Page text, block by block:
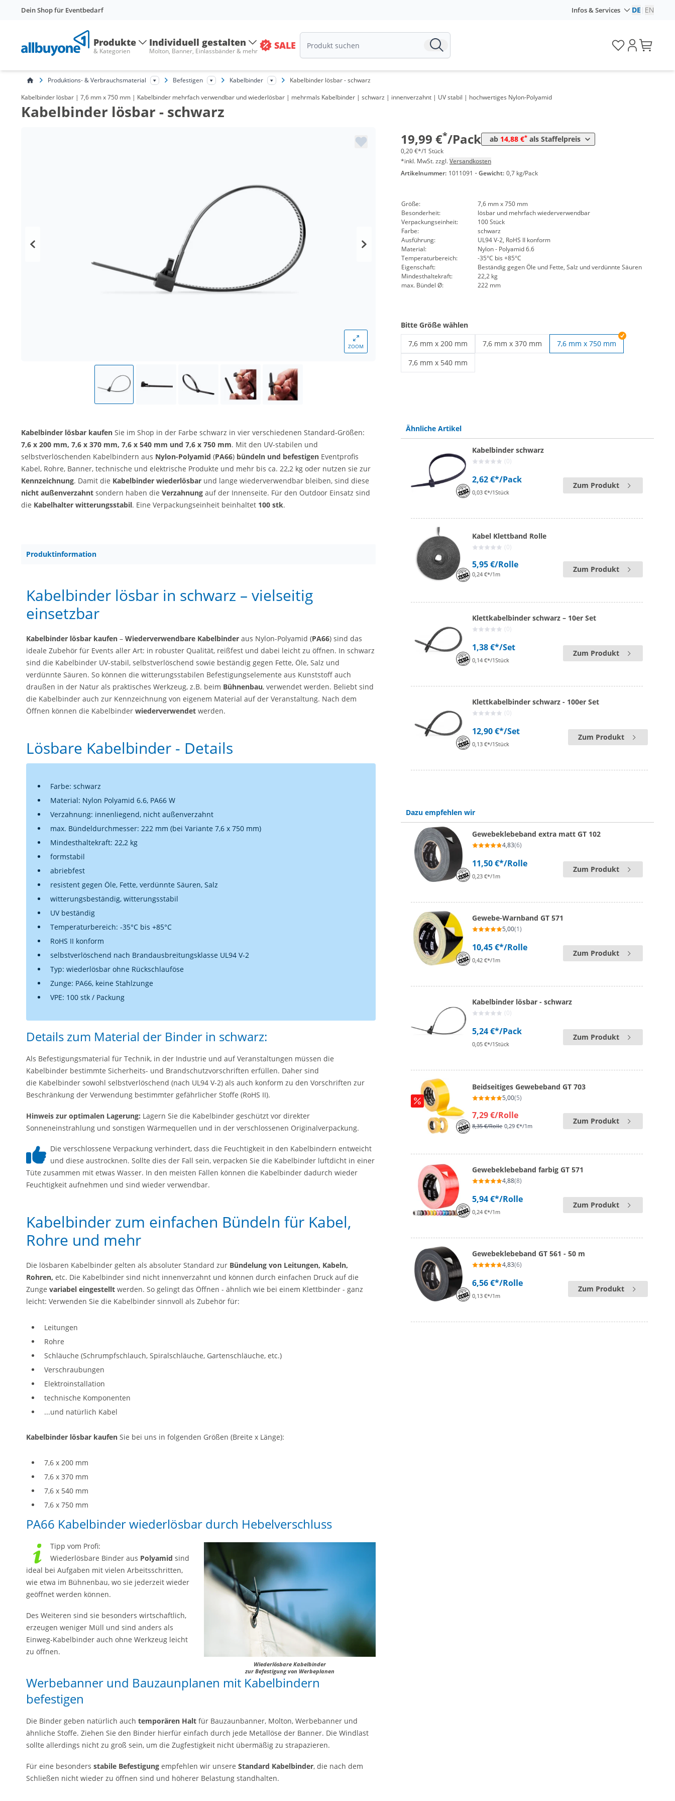
Dein Shop für Eventbedarf Infos & Services DE EN
Produkte
& Kategorien
Individuell gestalten
Molton, Banner, Einlassbänder & mehr SALE
Produktions- & Verbrauchsmaterial Befestigen Kabelbinder Kabelbinder lösbar - schwarz
Kabelbinder lösbar | 7,6 mm x 750 mm | Kabelbinder mehrfach verwendbar und wiederlösbar | mehrmals Kabelbinder | schwarz | innenverzahnt | UV stabil | hochwertiges Nylon-Polyamid
Kabelbinder lösbar - schwarz
ZOOM
19,99 €*/Pack ab 14,88 €* als Staffelpreis
Menge
ab 10 Pack 18,45 €* 0,18 €*/1Stück
ab 200 Pack 14,88 € 0,15 €*/1Stück
0,20 €*/1 Stück
*inkl. MwSt. zzgl.Versandkosten
Artikelnummer: 1011091 · Gewicht: 0,7 kg/Pack
Größe:
7,6 mm x 750 mm
Besonderheit:
lösbar und mehrfach wiederverwendbar
Verpackungseinheit:
100 Stück
Farbe:
schwarz
Ausführung:
UL94 V-2, RoHS II konform
Material:
Nylon - Polyamid 6.6
Temperaturbereich:
-35°C bis +85°C
Eigenschaft:
Beständig gegen Öle und Fette, Salz und verdünnte Säuren
Mindesthaltekraft:
22,2 kg
max. Bündel Ø:
222 mm
Bitte Größe wählen
7,6 mm x 200 mm
Kabelbinder lösbar | 7,6 mm x 200 mm
7,6 mm x 370 mm
7,6 mm x 750 mm
7,6 mm x 540 mm
Kabelbinder lösbar kaufen Sie im Shop in der Farbe schwarz in vier verschiedenen Standard-Größen:
7,6 x 200 mm, 7,6 x 370 mm, 7,6 x 540 mm und 7,6 x 750 mm. Mit den UV-stabilen und
selbstverlöschenden Kabelbindern aus Nylon-Polyamid (PA66) bündeln und befestigen Eventprofis
Kabel, Rohre, Banner, technische und elektrische Produkte und mehr bis ca. 22,2 kg oder nutzen sie zur
Kennzeichnung. Damit die Kabelbinder wiederlösbar und lange wiederverwendbar bleiben, sind diese
nicht außenverzahnt sondern haben die Verzahnung auf der Innenseite. Für den Outdoor Einsatz sind
die Kabelhalter witterungsstabil. Eine Verpackungseinheit beinhaltet 100 stk.
Produktinformation
Kabelbinder lösbar in schwarz – vielseitig
einsetzbar
Kabelbinder lösbar kaufen – Wiederverwendbare Kabelbinder aus Nylon-Polyamid (PA66) sind das
ideale Zubehör für Events aller Art: in robuster Qualität, reißfest und dabei leicht zu öffnen. In schwarz
sind die Kabelbinder UV-stabil, selbstverlöschend sowie beständig gegen Fette, Öle, Salz und
verdünnte Säuren. So können die witterungsstabilen Befestigungselemente aus Kunststoff auch
draußen in der Natur als praktisches Werkzeug, z.B. beim Bühnenbau, verwendet werden. Beliebt sind
die Kabelbinder auch zur Kennzeichnung von eigenem Material auf der Veranstaltung. Nach dem
Öffnen können die Kabelbinder wiederverwendet werden.
Lösbare Kabelbinder - Details
Farbe: schwarz
Material: Nylon Polyamid 6.6, PA66 W
Verzahnung: innenliegend, nicht außenverzahnt
max. Bündeldurchmesser: 222 mm (bei Variante 7,6 x 750 mm)
Mindesthaltekraft: 22,2 kg
formstabil
abriebfest
resistent gegen Öle, Fette, verdünnte Säuren, Salz
witterungsbeständig, witterungsstabil
UV beständig
Temperaturbereich: -35°C bis +85°C
RoHS II konform
selbstverlöschend nach Brandausbreitungsklasse UL94 V-2
Typ: wiederlösbar ohne Rückschlauföse
Zunge: PA66, keine Stahlzunge
VPE: 100 stk / Packung
Details zum Material der Binder in schwarz:
Als Befestigungsmaterial für Technik, in der Industrie und auf Veranstaltungen müssen die
Kabelbinder bestimmte Sicherheits- und Brandschutzvorschriften erfüllen. Daher sind
die Kabelbinder sowohl selbstverlöschend (nach UL94 V-2) als auch konform zu den Vorschriften zur
Beschränkung der Verwendung bestimmter gefährlicher Stoffe (RoHS II).
Hinweis zur optimalen Lagerung: Lagern Sie die Kabelbinder geschützt vor direkter
Sonneneinstrahlung und sonstigen Wärmequellen und in der verschlossenen Originalverpackung.
Die verschlossene Verpackung verhindert, dass die Feuchtigkeit in den Kabelbindern entweicht
und diese austrocknen. Sollte dies der Fall sein, verpacken Sie die Kabelbinder luftdicht in einer
Tüte zusammen mit etwas Wasser. In den meisten Fällen können die Kabelbinder dadurch wieder
Feuchtigkeit aufnehmen und sind wieder verwendbar.
Kabelbinder zum einfachen Bündeln für Kabel,
Rohre und mehr
Die lösbaren Kabelbinder gelten als absoluter Standard zur Bündelung von Leitungen, Kabeln,
Rohren, etc. Die Kabelbinder sind nicht innenverzahnt und können durch einfachen Druck auf die
Zunge variabel eingestellt werden. So gelingt das Öffnen - ähnlich wie bei einem Klettbinder - ganz
leicht: Verwenden Sie die Kabelbinder sinnvoll als Zubehör für:
Leitungen
Rohre
Schläuche (Schrumpfschlauch, Spiralschläuche, Gartenschläuche, etc.)
Verschraubungen
Elektroinstallation
technische Komponenten
...und natürlich Kabel
Kabelbinder lösbar kaufen Sie bei uns in folgenden Größen (Breite x Länge):
7,6 x 200 mm
7,6 x 370 mm
7,6 x 540 mm
7,6 x 750 mm
PA66 Kabelbinder wiederlösbar durch Hebelverschluss
Wiederlösbare Kabelbinder
zur Befestigung von Werbeplanen
Tipp vom Profi:
Wiederlösbare Binder aus Polyamid sind
ideal bei Aufgaben mit vielen Arbeitsschritten,
wie etwa im Bühnenbau, wo sie jederzeit wieder
geöffnet werden können.
Des Weiteren sind sie besonders wirtschaftlich,
erzeugen weniger Müll und sind anders als
Einweg-Kabelbinder auch ohne Werkzeug leicht
zu öffnen.
Werbebanner und Bauzaunplanen mit Kabelbindern
befestigen
Die Binder geben natürlich auch temporären Halt für Bauzaunbanner, Molton, Werbebanner und
ähnliche Stoffe. Ziehen Sie den Binder hierfür einfach durch jede Metallöse der Banner. Die Windlast
sollte allerdings nicht zu groß sein, um die Zugfestigkeit nicht übermäßig zu strapazieren.
Für eine besonders stabile Befestigung empfehlen wir unsere Standard Kabelbinder, die nach dem
Schließen nicht wieder zu öffnen sind und höherer Belastung standhalten.
Ähnliche Artikel
Kabelbinder schwarz
(0)
2,62 €*/Pack
0,03 €*/1Stück
Zum Produkt
Kabel Klettband Rolle
(0)
5,95 €/Rolle
0,24 €*/1m
Zum Produkt
Klettkabelbinder schwarz – 10er Set
(0)
1,38 €*/Set
0,14 €*/1Stück
Zum Produkt
Klettkabelbinder schwarz - 100er Set
(0)
12,90 €*/Set
0,13 €*/1Stück
Zum Produkt
Dazu empfehlen wir
Gewebeklebeband extra matt GT 102
4,83(6)
11,50 €*/Rolle
0,23 €*/1m
Zum Produkt
Gewebe-Warnband GT 571
5,00(1)
10,45 €*/Rolle
0,42 €*/1m
Zum Produkt
Kabelbinder lösbar - schwarz
(0)
5,24 €*/Pack
0,05 €*/1Stück
Zum Produkt
Beidseitiges Gewebeband GT 703
5,00(5)
7,29 €/Rolle
8,35 €/Rolle 0,29 €*/1m
Zum Produkt
Gewebeklebeband farbig GT 571
4,88(8)
5,94 €*/Rolle
0,24 €*/1m
Zum Produkt
Gewebeklebeband GT 561 - 50 m
4,83(6)
6,56 €*/Rolle
0,13 €*/1m
Zum Produkt